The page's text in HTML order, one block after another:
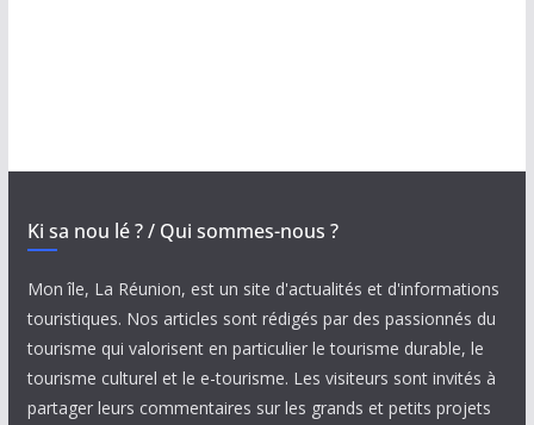
Ki sa nou lé ? / Qui sommes-nous ?
Mon île, La Réunion, est un site d'actualités et d'informations
touristiques. Nos articles sont rédigés par des passionnés du
tourisme qui valorisent en particulier le tourisme durable, le
tourisme culturel et le e-tourisme. Les visiteurs sont invités à
partager leurs commentaires sur les grands et petits projets